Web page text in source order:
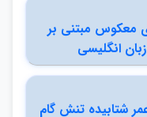
معكوس مبتني بر
انگليسي
شتابيده تنش گام